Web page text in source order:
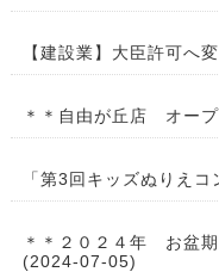
【建設業】大臣許可へ
＊＊自由が丘店 オー
「第3回キッズぬりえ
＊＊２０２４年 お盆
(2024-07-05)